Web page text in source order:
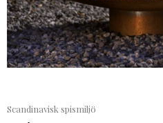
Scandinavisk spismiljö